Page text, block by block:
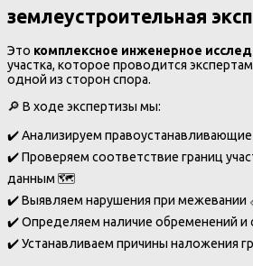
землеустроительная
Это комплексное инженерное
участка, которое проводится
одной из сторон спора.
🔎 В ходе экспертизы мы:
✔️ Анализируем
✔️ Проверяем соответствие границ
данным 🗺️
✔️ Выявляем нарушения при межевании
✔️ Определяем наличие обременений и
✔️ Устанавливаем причины наложения